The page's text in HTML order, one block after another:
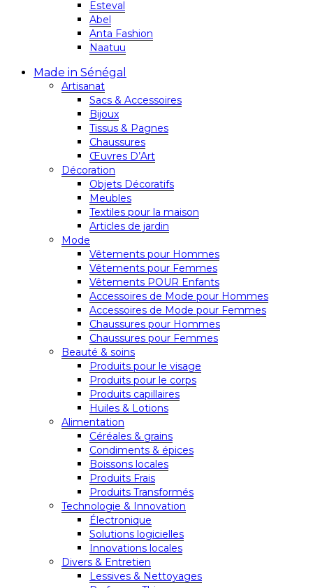
Esteval
Abel
Anta Fashion
Naatuu
Made in Sénégal
Artisanat
Sacs & Accessoires
Bijoux
Tissus & Pagnes
Chaussures
Œuvres D’Art
Décoration
Objets Décoratifs
Meubles
Textiles pour la maison
Articles de jardin
Mode
Vêtements pour Hommes
Vêtements pour Femmes
Vêtements POUR Enfants
Accessoires de Mode pour Hommes
Accessoires de Mode pour Femmes
Chaussures pour Hommes
Chaussures pour Femmes
Beauté & soins
Produits pour le visage
Produits pour le corps
Produits capillaires
Huiles & Lotions
Alimentation
Céréales & grains
Condiments & épices
Boissons locales
Produits Frais
Produits Transformés
Technologie & Innovation
Électronique
Solutions logicielles
Innovations locales
Divers & Entretien
Lessives & Nettoyages